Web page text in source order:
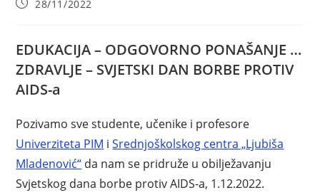
28/11/2022
EDUKACIJA – ODGOVORNO PONAŠANJE …
ZDRAVLJE – SVJETSKI DAN BORBE PROTIV
AIDS-a
Pozivamo sve studente, učenike i profesore
Univerziteta PIM iSrednjoškolskog centra „Ljubiša
Mladenović“ da nam se pridruže u obilježavanju
Svjetskog dana borbe protiv AIDS-a, 1.12.2022.